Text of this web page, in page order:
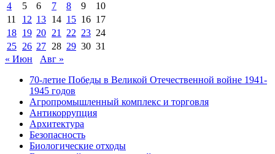
4
5 6 7 8 9
10
11
12 13 14 15 16 17
18 19 20 21 22 23 24
25 26 27 28 29 30 31
« Июн
Авг »
70-летие Победы в Великой Отечественной войне 1941-
1945 годов
Агропромышленный комплекс и торговля
Антикоррупция
Архитектура
Безопасность
Биологические отходы